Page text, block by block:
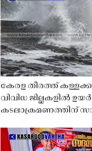
കേരള തീരത്ത്
വിവിധ ജില്ലകളിൽ
കടലാക്രമണത്തിന്